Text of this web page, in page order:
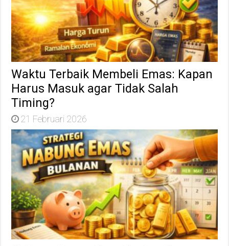
Waktu Terbaik Membeli Emas: Kapan
Harus Masuk agar Tidak Salah
Timing?
21 Februari 2026